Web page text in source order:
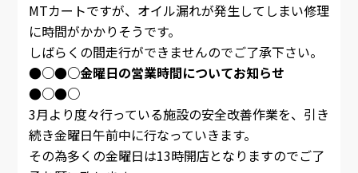
MTカートですが、オイル漏れが発生してしまい修理
に時間がかかりそうです。
しばらくの間走行ができませんのでご了承下さい。
●○●○金曜日の営業時間についてお知らせ
●○●○
3月より度々行っている施設の安全改善作業を、引き
続き金曜日午前中に行なっていきます。
その為多くの金曜日は13時開店となりますのでご了